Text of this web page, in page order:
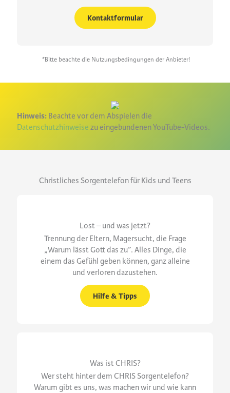
Kontaktformular
*Bitte beachte die Nutzungsbedingungen der Anbieter!
Hinweis: Beachte vor dem Abspielen die
Datenschutzhinweise zu eingebundenen YouTube-Videos.
Christliches Sorgentelefon für Kids und Teens
Lost – und was jetzt?
Trennung der Eltern, Magersucht, die Frage
„Warum lässt Gott das zu”. Alles Dinge, die
einem das Gefühl geben können, ganz alleine
und verloren dazustehen.
Hilfe & Tipps
Was ist CHRIS?
Wer steht hinter dem CHRIS Sorgentelefon?
Warum gibt es uns, was machen wir und wie kann